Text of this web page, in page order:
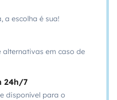
a escolha é sua!
alternativas em caso de
24h/7
disponível para o